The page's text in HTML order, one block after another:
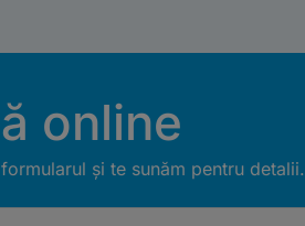
online
și te sunăm pentru detalii.